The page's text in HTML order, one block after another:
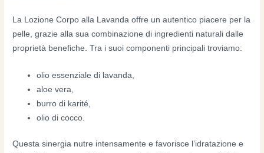
La Lozione Corpo alla Lavanda offre un autentico piacere per la
pelle, grazie alla sua combinazione di ingredienti naturali dalle
proprietà benefiche. Tra i suoi componenti principali troviamo:
olio essenziale di lavanda,
aloe vera,
burro di karité,
olio di cocco.
Questa sinergia nutre intensamente e favorisce l’idratazione e